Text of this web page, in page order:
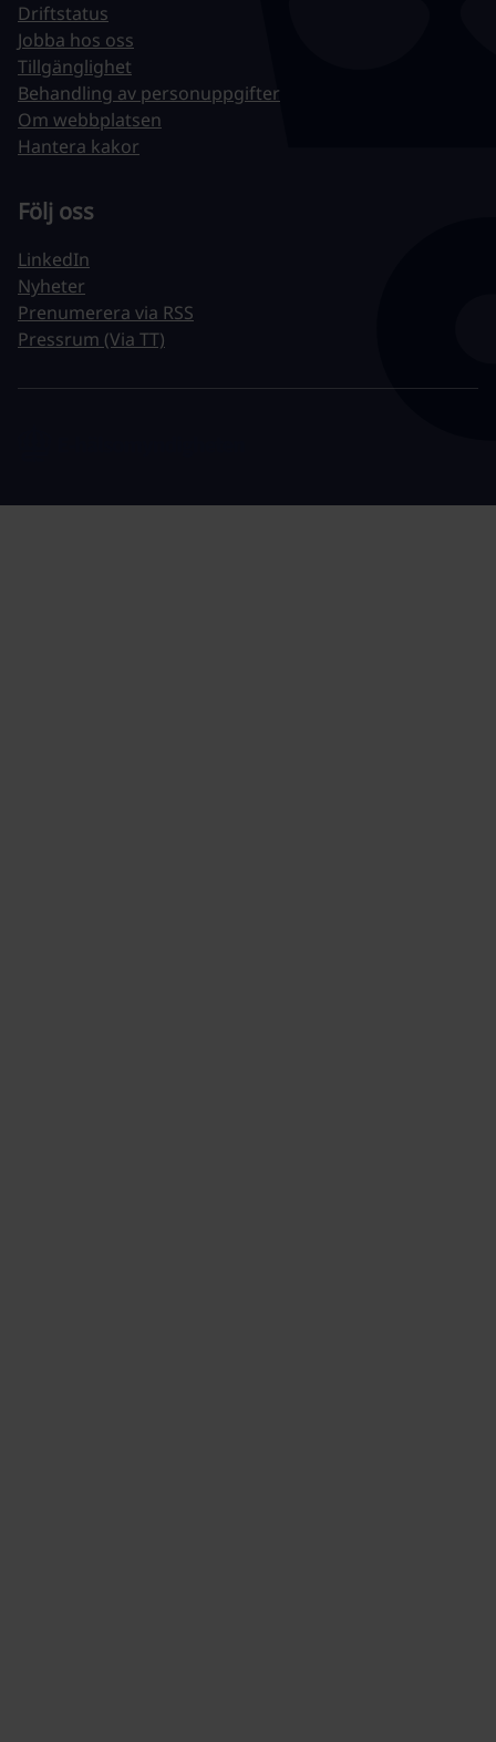
Driftstatus
Jobba hos oss
Tillgänglighet
Behandling av personuppgifter
Om webbplatsen
Hantera kakor
Följ oss
LinkedIn
Nyheter
Prenumerera via RSS
Pressrum (Via TT)